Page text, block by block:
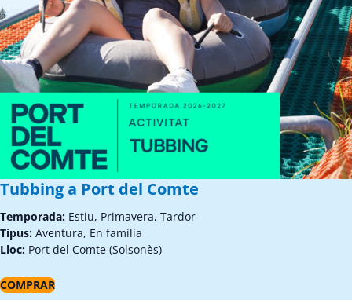
Tubbing a Port del Comte
Temporada: Estiu, Primavera, Tardor
Tipus: Aventura, En família
Lloc: Port del Comte (Solsonès)
COMPRAR